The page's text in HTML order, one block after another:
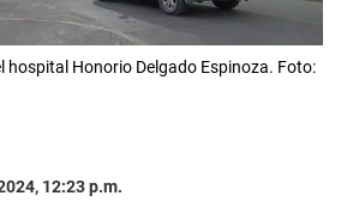
hospital Honorio Delgado Espinoza. Foto:
12:23 p.m.